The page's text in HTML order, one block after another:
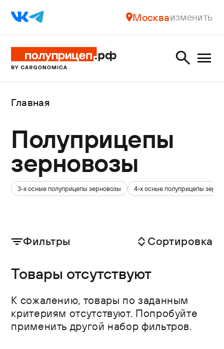
Москваизменить
Главная
Полуприцепы
зерновозы
3-х осные полуприцепы зерновозы 4-х осные полуприцепы
Фильтры Сортировка
Товары отсутствуют
К сожалению, товары по заданным
критериям отсутствуют. Попробуйте
применить другой набор фильтров.